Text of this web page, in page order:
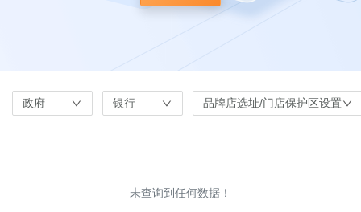
政府 银行 品牌店选址/门店保护区设置
未查询到任何数据！